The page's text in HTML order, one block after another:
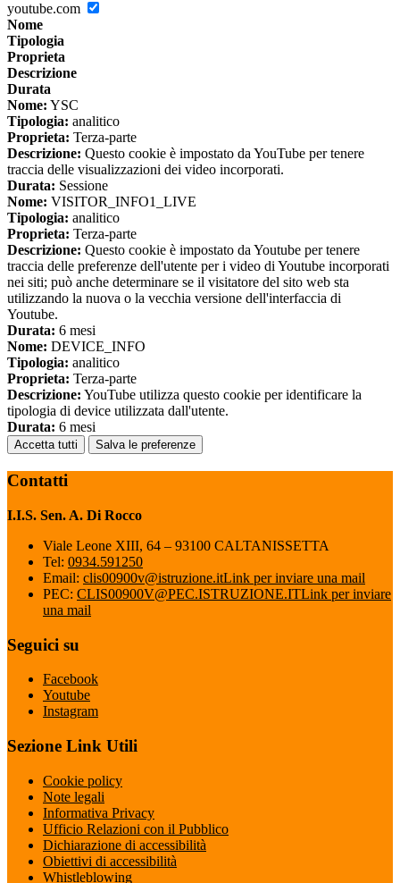
youtube.com
Nome
Tipologia
Proprieta
Descrizione
Durata
Nome: YSC
Tipologia: analitico
Proprieta: Terza-parte
Descrizione: Questo cookie è impostato da YouTube per tenere
traccia delle visualizzazioni dei video incorporati.
Durata: Sessione
Nome: VISITOR_INFO1_LIVE
Tipologia: analitico
Proprieta: Terza-parte
Descrizione: Questo cookie è impostato da Youtube per tenere
traccia delle preferenze dell'utente per i video di Youtube incorporati
nei siti; può anche determinare se il visitatore del sito web sta
utilizzando la nuova o la vecchia versione dell'interfaccia di
Youtube.
Durata: 6 mesi
Nome: DEVICE_INFO
Tipologia: analitico
Proprieta: Terza-parte
Descrizione: YouTube utilizza questo cookie per identificare la
tipologia di device utilizzata dall'utente.
Durata: 6 mesi
Accetta tutti Salva le preferenze
Contatti
I.I.S. Sen. A. Di Rocco
Viale Leone XIII, 64 – 93100 CALTANISSETTA
Tel: 0934.591250
Email: clis00900v@istruzione.itLink per inviare una mail
PEC: CLIS00900V@PEC.ISTRUZIONE.ITLink per inviare
una mail
Seguici su
Facebook
Youtube
Instagram
Sezione Link Utili
Cookie policy
Note legali
Informativa Privacy
Ufficio Relazioni con il Pubblico
Dichiarazione di accessibilità
Obiettivi di accessibilità
Whistleblowing